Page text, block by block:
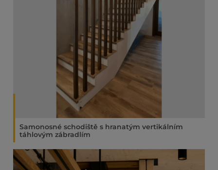
Samonosné schodiště s hranatým vertikálním
táhlovým zábradlím